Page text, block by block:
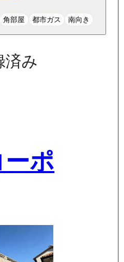
角部屋 都市ガス 南向き
済み
ーポ